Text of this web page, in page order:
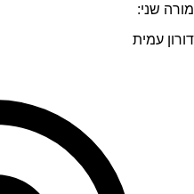
מורה שני:
דורון עמית